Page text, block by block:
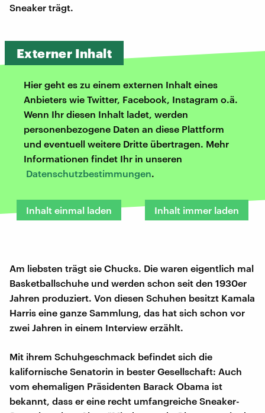
Sneaker trägt.
Externer Inhalt
Hier geht es zu einem externen Inhalt eines
Anbieters wie Twitter, Facebook, Instagram o.ä.
Wenn Ihr diesen Inhalt ladet, werden
personenbezogene Daten an diese Plattform
und eventuell weitere Dritte übertragen. Mehr
Informationen findet Ihr in unseren
Datenschutzbestimmungen.
Inhalt einmal laden Inhalt immer laden
Am liebsten trägt sie Chucks. Die waren eigentlich mal
Basketballschuhe und werden schon seit den 1930er
Jahren produziert. Von diesen Schuhen besitzt Kamala
Harris eine ganze Sammlung, das hat sich schon vor
zwei Jahren in einem Interview erzählt.
Mit ihrem Schuhgeschmack befindet sich die
kalifornische Senatorin in bester Gesellschaft: Auch
vom ehemaligen Präsidenten Barack Obama ist
bekannt, dass er eine recht umfangreiche Sneaker-